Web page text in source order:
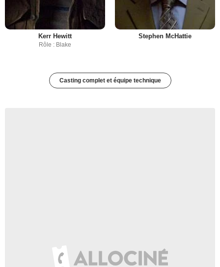
Kerr Hewitt
Rôle : Blake
Stephen McHattie
Casting complet et équipe technique